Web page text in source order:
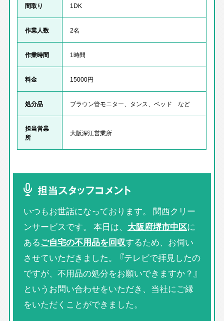
間取り 1DK
作業人数 2名
作業時間 1時間
料金 15000円
処分品 ブラウン管モニター、タンス、ベッド など
担当営業
所
大阪深江営業所
担当スタッフコメント
いつもお世話になっております。 関西クリー
ンサービスです。 本日は、 大阪府堺市中区に
あるご自宅の不用品を回収するため、お伺い
させていただきました。 『テレビで拝見したの
ですが、不用品の処分をお願いできますか？』
というお問い合わせをいただき、当社にご縁
をいただくことができました。